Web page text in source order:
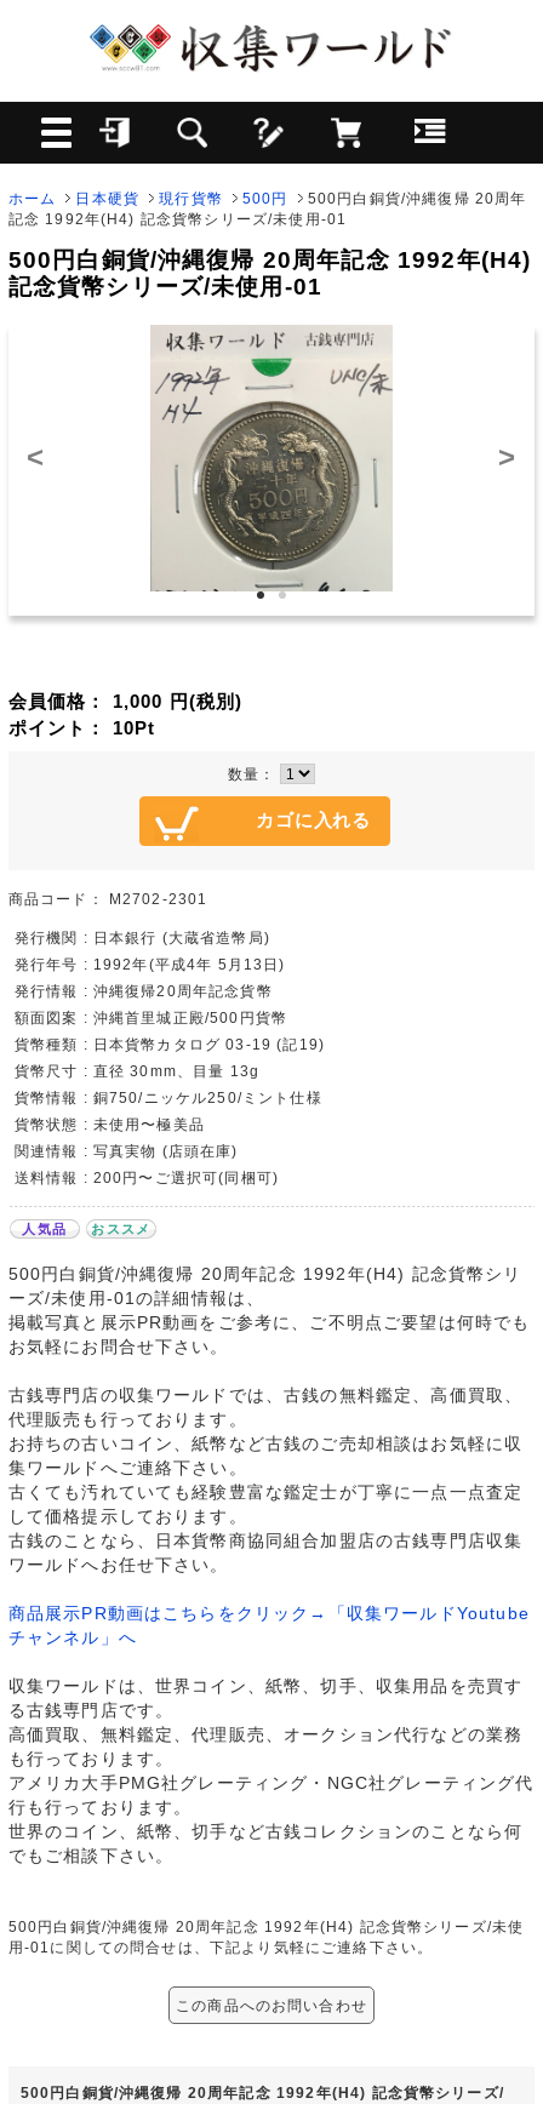
ホーム 日本硬貨 現行貨幣 500円
500円白銅貨/沖縄復帰 20周年
記念 1992年(H4) 記念貨幣シリーズ/未使用-01
500円白銅貨/沖縄復帰 20周年記念 1992年(H4)
記念貨幣シリーズ/未使用-01
< >
会員価格： 1,000 円(税別)
ポイント： 10Pt
数量：
商品コード： M2702-2301
発行機関 : 日本銀行 (大蔵省造幣局)
発行年号 : 1992年(平成4年 5月13日)
発行情報 : 沖縄復帰20周年記念貨幣
額面図案 : 沖縄首里城正殿/500円貨幣
貨幣種類 : 日本貨幣カタログ 03-19 (記19)
貨幣尺寸 : 直径 30mm、目量 13g
貨幣情報 : 銅750/ニッケル250/ミント仕様
貨幣状態 : 未使用〜極美品
関連情報 : 写真実物 (店頭在庫)
送料情報 : 200円〜ご選択可(同梱可)
人気品 おススメ
500円白銅貨/沖縄復帰 20周年記念 1992年(H4) 記念貨幣シリ
ーズ/未使用-01の詳細情報は、
掲載写真と展示PR動画をご参考に、ご不明点ご要望は何時でも
お気軽にお問合せ下さい。
古銭専門店の収集ワールドでは、古銭の無料鑑定、高価買取、
代理販売も行っております。
お持ちの古いコイン、紙幣など古銭のご売却相談はお気軽に収
集ワールドへご連絡下さい。
古くても汚れていても経験豊富な鑑定士が丁寧に一点一点査定
して価格提示しております。
古銭のことなら、日本貨幣商協同組合加盟店の古銭専門店収集
ワールドへお任せ下さい。
商品展示PR動画はこちらをクリック→「収集ワールドYoutube
チャンネル」へ
収集ワールドは、世界コイン、紙幣、切手、収集用品を売買す
る古銭専門店です。
高価買取、無料鑑定、代理販売、オークション代行などの業務
も行っております。
アメリカ大手PMG社グレーティング・NGC社グレーティング代
行も行っております。
世界のコイン、紙幣、切手など古銭コレクションのことなら何
でもご相談下さい。
500円白銅貨/沖縄復帰 20周年記念 1992年(H4) 記念貨幣シリーズ/未使
用-01に関しての問合せは、下記より気軽にご連絡下さい。
この商品へのお問い合わせ
500円白銅貨/沖縄復帰 20周年記念 1992年(H4) 記念貨幣シリーズ/